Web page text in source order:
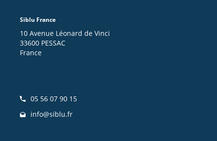
Siblu France
10 Avenue Léonard de Vinci
33600 PESSAC
France
05 56 07 90 15
info@siblu.fr